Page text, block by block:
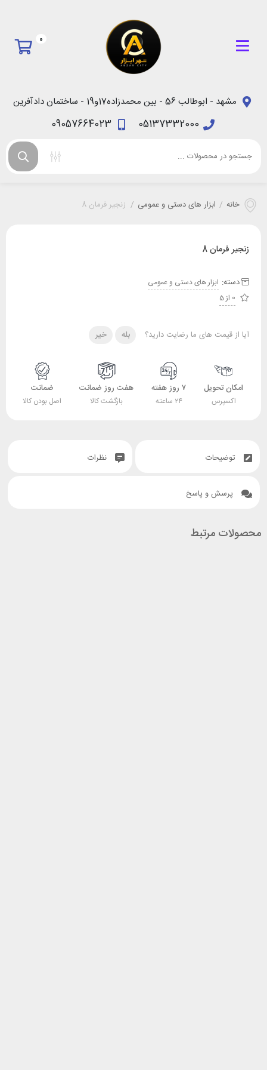
0
مشهد - ابوطالب 56 - بین محمدزاده17و19 - ساختمان دادآفرین
05137332000
09057664023
خانه / ابزار های دستی و عمومی / زنجیر فرمان 8
زنجیر فرمان 8
دسته: ابزار های دستی و عمومی
0 از 5
آیا از قیمت های ما رضایت دارید؟ بله خیر
امکان تحویل
اکسپرس
۷ روز هفته
۲۴ ساعته
هفت روز ضمانت
بازگشت کالا
ضمانت
اصل بودن کالا
توضیحات نظرات
پرسش و پاسخ
محصولات مرتبط